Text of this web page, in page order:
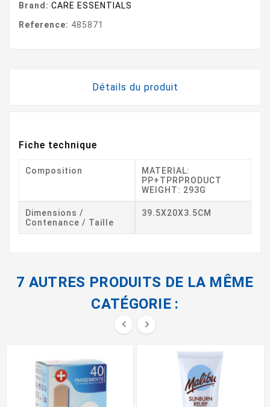
Brand: CARE ESSENTIALS
Reference: 485871
Détails du produit
Fiche technique
Composition
MATERIAL:
PP+TPRPRODUCT
WEIGHT: 293G
Dimensions /
Contenance / Taille
39.5X20X3.5CM
7 AUTRES PRODUITS DE LA MÊME
CATÉGORIE :
 